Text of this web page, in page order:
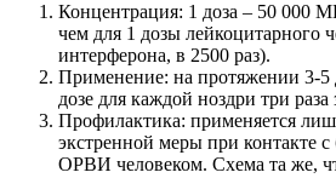
Концентрация: 1 доза – 50 000
чем для 1 дозы лейкоцитарного
интерферона, в 2500 раз).
Применение: на протяжении 3-5
дозе для каждой ноздри три раза
Профилактика: применяется
экстренной меры при контакте
ОРВИ человеком. Схема та же,